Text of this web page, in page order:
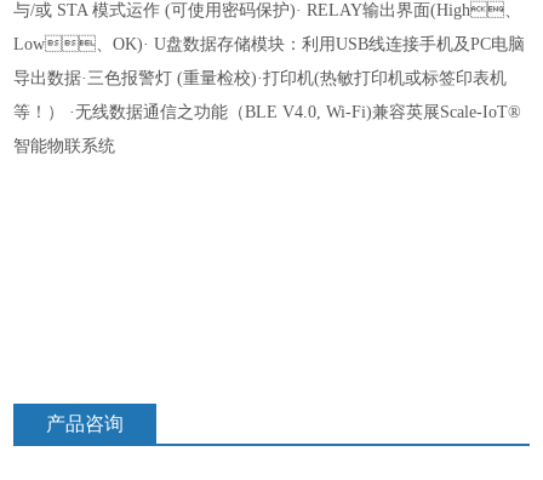
与/或 STA 模式运作 (可使用密码保护)· RELAY输出界面(High、
Low、OK)· U盘数据存储模块：利用USB线连接手机及PC电脑
导出数据·三色报警灯 (重量检校)·打印机(热敏打印机或标签印表机
等！）
·无线数据通信之功能（BLE V4.0, Wi-Fi)兼容英展Scale-IoT®
智能物联系统
产品咨询